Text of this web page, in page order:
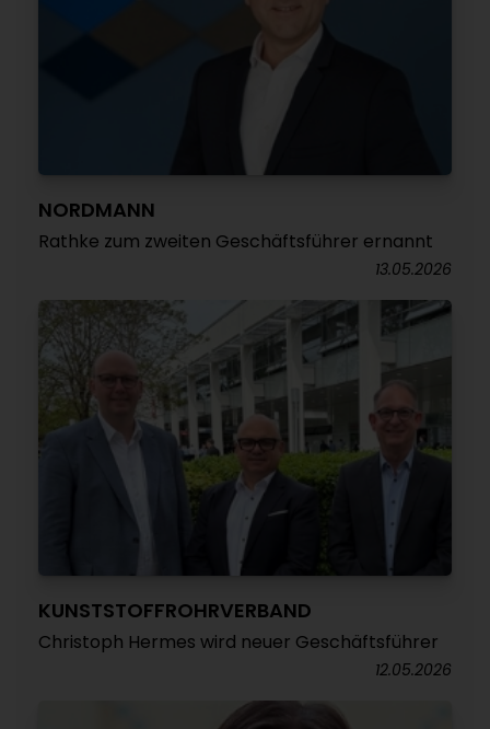
NORDMANN
Rathke zum zweiten Geschäftsführer ernannt
13.05.2026
KUNSTSTOFFROHRVERBAND
Christoph Hermes wird neuer Geschäftsführer
12.05.2026